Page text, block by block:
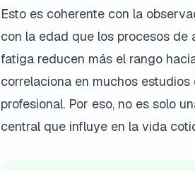
Esto es coherente con la
con la edad que los procesos de
fatiga reducen más el rango
correlaciona en muchos
profesional. Por eso, no es solo
central que influye en la vida